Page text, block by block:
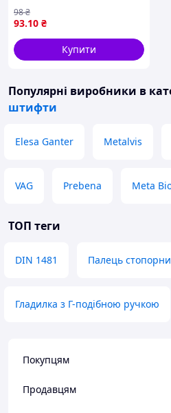
93.10 ₴
98₴
Купити
Популярні виробники в
штифти
Elesa Ganter Metalvis
VAG Prebena Meta
ТОП теги
DIN 1481 Палець
Гладилка з Г-подібною ручкою
Покупцям
Продавцям